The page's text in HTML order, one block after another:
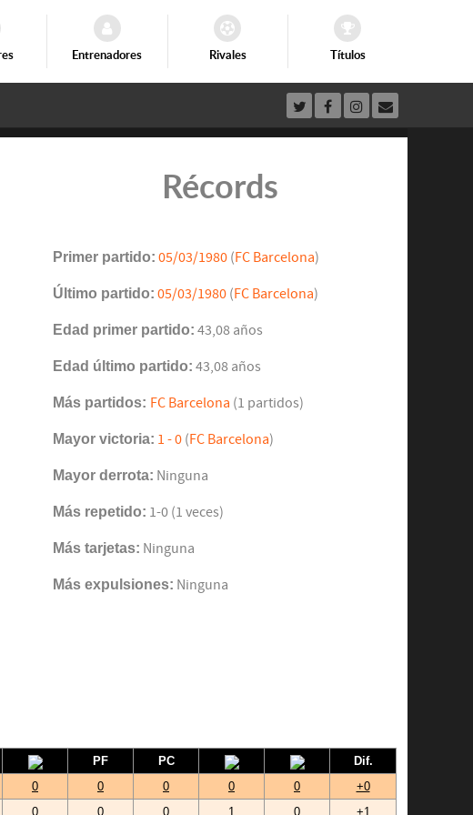
Entrenadores Rivales Títulos
Récords
Primer partido: 05/03/1980(FC Barcelona)
Último partido: 05/03/1980(FC Barcelona)
Edad primer partido: 43,08 años
Edad último partido: 43,08 años
Más partidos: FC Barcelona (1 partidos)
Mayor victoria: 1 - 0(FC Barcelona)
Mayor derrota: Ninguna
Más repetido: 1-0 (1 veces)
Más tarjetas: Ninguna
Más expulsiones: Ninguna
PF PC
Dif.
0 0 0 0 0
+0
0 0 0 1 0 +1